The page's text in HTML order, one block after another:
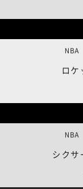
ロケ
シクサ